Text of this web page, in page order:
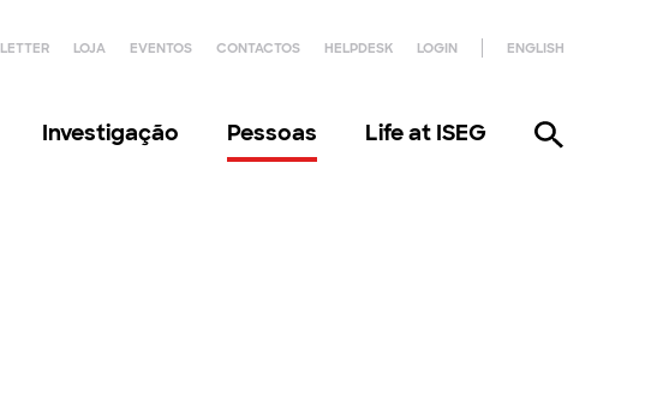
LOJA EVENTOS CONTACTOS HELPDESK LOGIN ENGLISH
Investigação Pessoas Life at ISEG